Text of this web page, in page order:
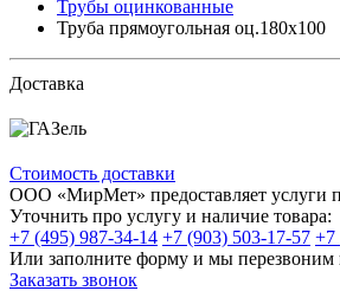
Трубы оцинкованные
Труба прямоугольная оц.180х100
Доставка
Стоимость доставки
ООО «МирМет» предоставляет услуги
Уточнить про услугу и наличие товара:
+7 (495) 987-34-14 +7 (903) 503-17-57 +7
Или заполните форму и мы перезвоним
Заказать звонок